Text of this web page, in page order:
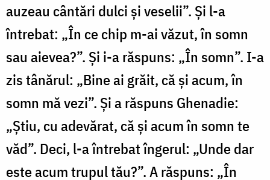
auzeau cântări dulci și veselii”. Și l-a
întrebat: „În ce chip m-ai văzut, în somn
sau aievea?”. Și i-a răspuns: „În somn”. I-a
zis tânărul: „Bine ai grăit, că și acum, în
somn mă vezi”. Și a răspuns Ghenadie:
„Știu, cu adevărat, că și acum în somn te
văd”. Deci, l-a întrebat îngerul: „Unde dar
este acum trupul tău?”. A răspuns: „În